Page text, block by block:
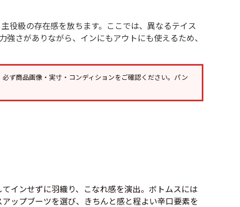
アニメ
映画
ボロ ミリタリー
80年代 70年代
役級の存在感を放ちます。ここでは、異なるテイス
さがありながら、インにもアウトにも使えるため、
必ず商品画像・実寸・コンディションをご確認ください。パン
インせずに羽織り、こなれ感を演出。ボトムスには
ップブーツを選び、きちんと感と程よい辛口要素を